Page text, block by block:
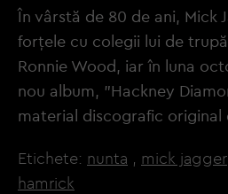
În vârstă de 80 de ani, Mick
forțele cu colegii lui de
Ronnie Wood, iar în luna
nou album, "Hackney
material discografic original
Etichete: nunta , mick jagger
hamrick